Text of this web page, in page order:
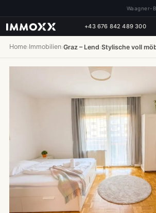
Waagner-
+43 676 842 489 300
Home›Immobilien›Graz – Lend›Stylische voll